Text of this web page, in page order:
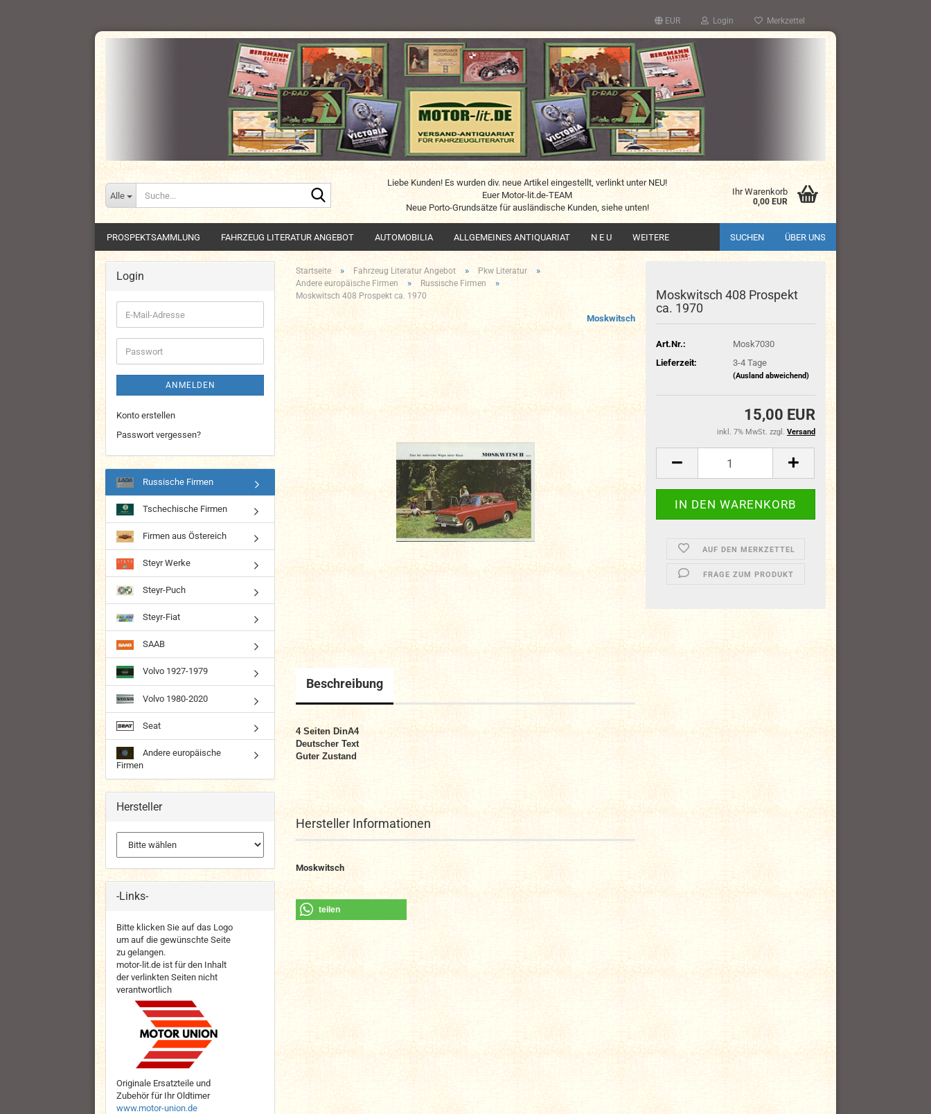
EUR Login Merkzettel
Alle
Liebe Kunden! Es wurden div. neue Artikel eingestellt, verlinkt unter NEU!
Euer Motor-lit.de-TEAM
Neue Porto-Grundsätze für ausländische Kunden, siehe unten!
Ihr Warenkorb
0,00 EUR
PROSPEKTSAMMLUNG FAHRZEUG LITERATUR ANGEBOT AUTOMOBILIA ALLGEMEINES ANTIQUARIAT N E U SUCHEN ÜBER UNS
WEITERE
Startseite » Fahrzeug Literatur Angebot » Pkw Literatur »
Andere europäische Firmen » Russische Firmen »
Moskwitsch 408 Prospekt ca. 1970
Moskwitsch
Moskwitsch 408 Prospekt
ca. 1970
Art.Nr.:
Mosk7030
Lieferzeit:
3-4 Tage
(Ausland abweichend)
15,00 EUR
inkl. 7% MwSt. zzgl. Versand
AUF DEN MERKZETTEL
FRAGE ZUM PRODUKT
Beschreibung
4 Seiten DinA4
Deutscher Text
Guter Zustand
Hersteller Informationen
Moskwitsch
teilen
Login
E-
Mail-
Adresse
Passwort
ANMELDEN
Konto erstellen
Passwort vergessen?
Russische Firmen
Tschechische Firmen
Firmen aus Östereich
Steyr Werke
Steyr-Puch
Steyr-Fiat
SAAB
Volvo 1927-1979
Volvo 1980-2020
Seat
Andere europäische
Firmen
Hersteller
-Links-
Bitte klicken Sie auf das Logo
um auf die gewünschte Seite
zu gelangen.
motor-lit.de ist für den Inhalt
der verlinkten Seiten nicht
verantwortlich
Originale Ersatzteile und
Zubehör für Ihr Oldtimer
www.motor-union.de